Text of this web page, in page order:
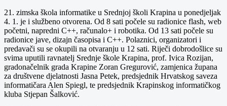
21. zimska škola informatike u Srednjoj školi Krapina u ponedjeljak
4. 1. je i službeno otvorena. Od 8 sati počele su radionice flash, web
početni, napredni C++, računalo+ i robotika. Od 13 sati počele su
radionice jave, dizajn časopisa i C++. Polaznici, organizatori i
predavači su se okupili na otvaranju u 12 sati. Riječi dobrodošlice su
svima uputili ravnatelj Srednje škole Krapina, prof. Ivica Rozijan,
gradonačelnik grada Krapine Zoran Gregurović, zamjenica župana
za društvene djelatnosti Jasna Petek, predsjednik Hrvatskog saveza
informatičara Alen Spiegl, te predsjednik Krapinskog informatičkog
kluba Stjepan Šalković.